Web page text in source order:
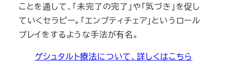
ことを通して、「未完了の完了」や「気づき」を促し
ていくセラピー。「エンプティチェア」というロール
プレイをするような手法が有名。
ゲシュタルト療法について、詳しくはこちら